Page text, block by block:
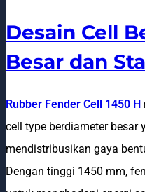
Desain Cell
Besar dan
Rubber Fender Cell 1450 H
cell type berdiameter besar
mendistribusikan gaya
Dengan tinggi 1450 mm,